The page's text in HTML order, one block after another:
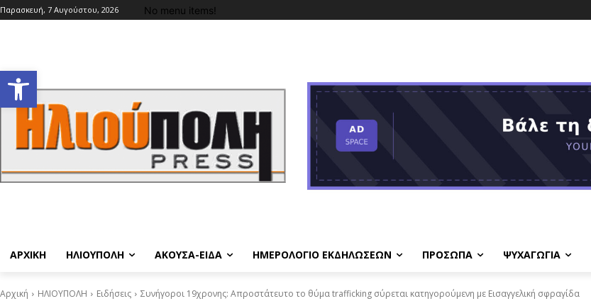
Ανοίξτε τη γραμμή εργαλείων
Παρασκευή, 7 Αυγούστου, 2026 No menu items!
ΑΡΧΙΚΗ ΗΛΙΟΥΠΟΛΗ ΑΚΟΥΣΑ-ΕΙΔΑ ΗΜΕΡΟΛΟΓΙΟ ΕΚΔΗΛΩΣΕΩΝ ΠΡΟΣΩΠΑ ΨΥΧΑΓΩΓΙΑ
Αρχική ΗΛΙΟΥΠΟΛΗ Ειδήσεις Συνήγοροι 19χρονης: Απροστάτευτο το θύμα trafficking σύρεται κατηγορούμενη με Εισαγγελική σφραγίδα